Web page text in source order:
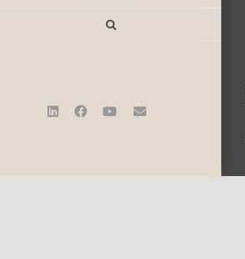
LinkedInFacebookYouTubeEmail